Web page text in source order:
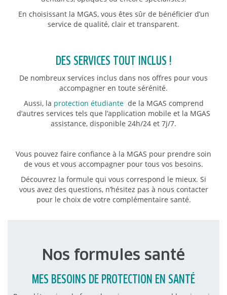
En choisissant la MGAS, vous êtes sûr de bénéficier d’un
service de qualité, clair et transparent.
DES SERVICES TOUT INCLUS !
De nombreux services inclus dans nos offres pour vous
accompagner en toute sérénité.
Aussi, la protection étudiantede la MGAS comprend
d’autres services tels que l’application mobile et la MGAS
assistance, disponible 24h/24 et 7j/7.
Vous pouvez faire confiance à la MGAS pour prendre soin
de vous et vous accompagner pour tous vos besoins.
Découvrez la formule qui vous correspond le mieux. Si
vous avez des questions, n’hésitez pas à nous contacter
pour le choix de votre complémentaire santé.
Nos formules santé
MES BESOINS DE PROTECTION EN SANTÉ